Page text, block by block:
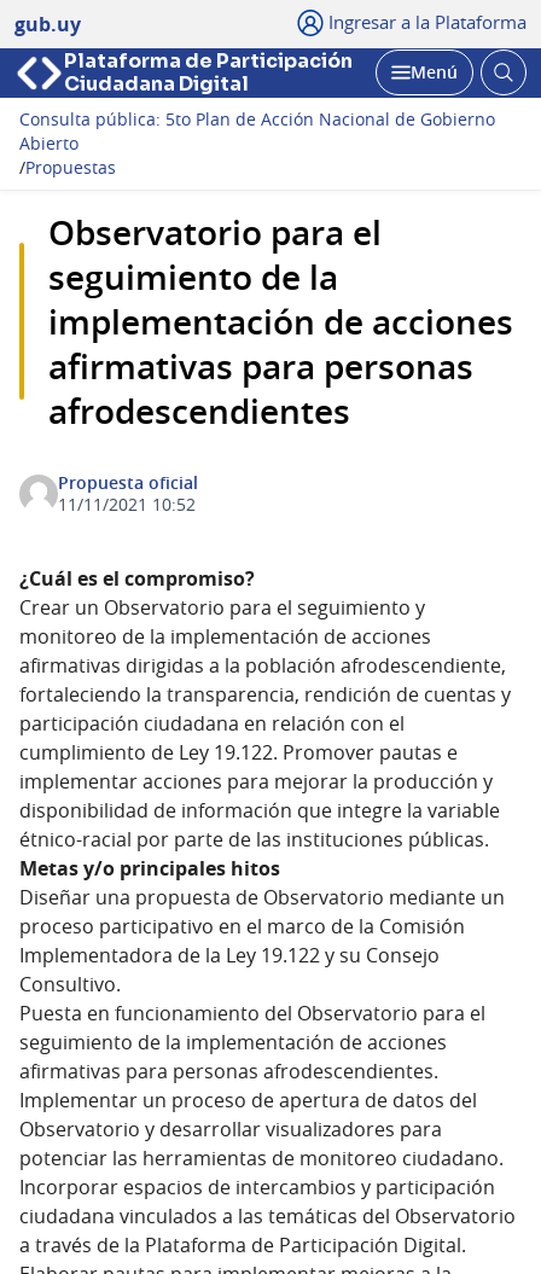
gub.uy Ingresar a la Plataforma
Plataforma de Participación
Ciudadana Digital
Abrir
Menú
Consulta pública: 5to Plan de Acción Nacional de Gobierno
Abierto
/Propuestas
Observatorio para el
seguimiento de la
implementación de acciones
afirmativas para personas
afrodescendientes
Propuesta oficial
11/11/2021 10:52
¿Cuál es el compromiso?
Crear un Observatorio para el seguimiento y
monitoreo de la implementación de acciones
afirmativas dirigidas a la población afrodescendiente,
fortaleciendo la transparencia, rendición de cuentas y
participación ciudadana en relación con el
cumplimiento de Ley 19.122. Promover pautas e
implementar acciones para mejorar la producción y
disponibilidad de información que integre la variable
étnico-racial por parte de las instituciones públicas.
Metas y/o principales hitos
Diseñar una propuesta de Observatorio mediante un
proceso participativo en el marco de la Comisión
Implementadora de la Ley 19.122 y su Consejo
Consultivo.
Puesta en funcionamiento del Observatorio para el
seguimiento de la implementación de acciones
afirmativas para personas afrodescendientes.
Implementar un proceso de apertura de datos del
Observatorio y desarrollar visualizadores para
potenciar las herramientas de monitoreo ciudadano.
Incorporar espacios de intercambios y participación
ciudadana vinculados a las temáticas del Observatorio
a través de la Plataforma de Participación Digital.